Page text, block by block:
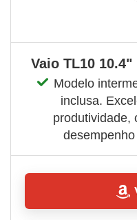
Vaio TL10 10.4"
Modelo
inclusa.
produtividade,